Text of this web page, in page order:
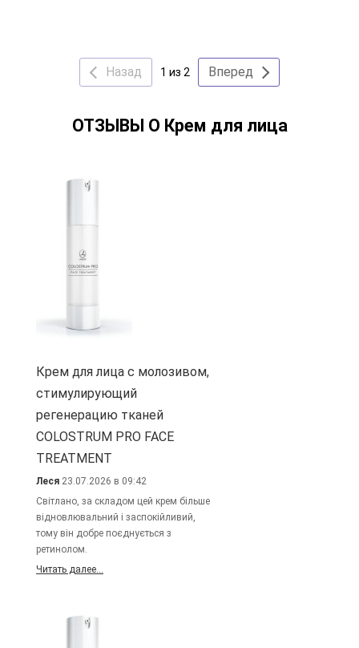
Назад 1 из 2 Вперед
ОТЗЫВЫ О Крем для лица
Крем для лица с молозивом,
стимулирующий
регенерацию тканей
COLOSTRUM PRO FACE
TREATMENT
Леся 23.07.2026 в 09:42
Світлано, за складом цей крем більше
відновлювальний і заспокійливий,
тому він добре поєднується з
ретинолом.
Читать далее...